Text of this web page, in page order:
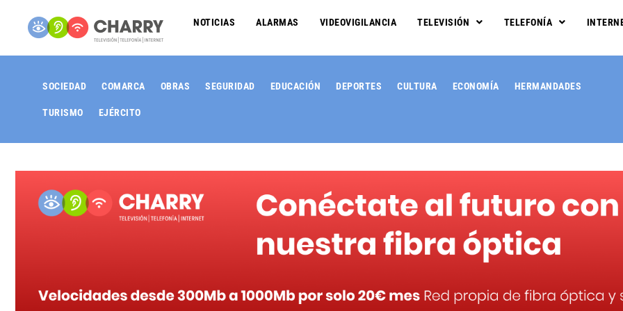
NOTICIAS ALARMAS VIDEOVIGILANCIA TELEVISIÓN TELEFONÍA
SOCIEDAD COMARCA OBRAS SEGURIDAD EDUCACIÓN DEPORTES CULTURA ECONOMÍA HERMANDADES
TURISMO EJÉRCITO